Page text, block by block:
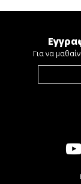
Για να